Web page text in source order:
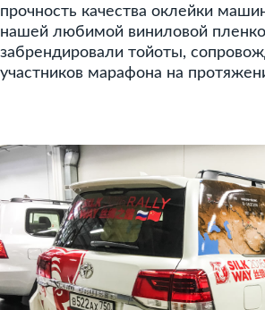
прочность качества оклейки
нашей любимой виниловой
забрендировали тойоты,
участников марафона на